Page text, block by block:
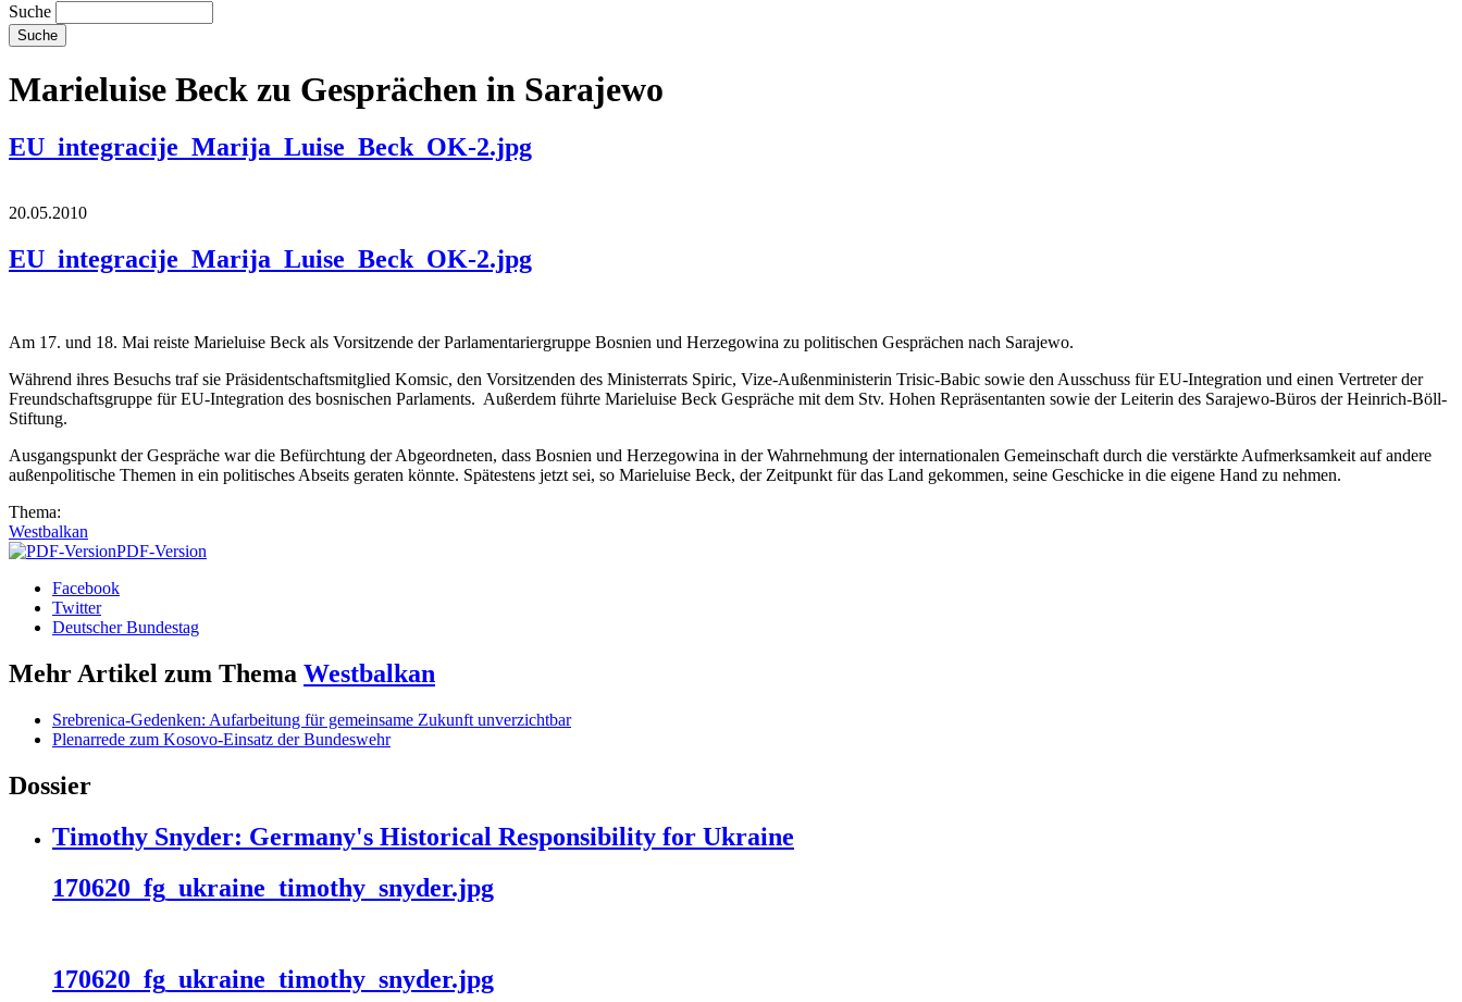
Suche
Marieluise Beck zu Gesprächen in Sarajewo
EU_integracije_Marija_Luise_Beck_OK-2.jpg
20.05.2010
EU_integracije_Marija_Luise_Beck_OK-2.jpg
Am 17. und 18. Mai reiste Marieluise Beck als Vorsitzende der Parlamentariergruppe Bosnien und Herzegowina zu politischen Gesprächen nach Sarajewo.
Während ihres Besuchs traf sie Präsidentschaftsmitglied Komsic, den Vorsitzenden des Ministerrats Spiric, Vize-Außenministerin Trisic-Babic sowie den Ausschuss für EU-Integration und einen Vertreter der
Freundschaftsgruppe für EU-Integration des bosnischen Parlaments. Außerdem führte Marieluise Beck Gespräche mit dem Stv. Hohen Repräsentanten sowie der Leiterin des Sarajewo-Büros der Heinrich-Böll-
Stiftung.
Ausgangspunkt der Gespräche war die Befürchtung der Abgeordneten, dass Bosnien und Herzegowina in der Wahrnehmung der internationalen Gemeinschaft durch die verstärkte Aufmerksamkeit auf andere
außenpolitische Themen in ein politisches Abseits geraten könnte. Spätestens jetzt sei, so Marieluise Beck, der Zeitpunkt für das Land gekommen, seine Geschicke in die eigene Hand zu nehmen.
Thema:
Westbalkan
PDF-Version
Facebook
Twitter
Deutscher Bundestag
Mehr Artikel zum Thema Westbalkan
Srebrenica-Gedenken: Aufarbeitung für gemeinsame Zukunft unverzichtbar
Plenarrede zum Kosovo-Einsatz der Bundeswehr
Dossier
Timothy Snyder: Germany's Historical Responsibility for Ukraine
170620_fg_ukraine_timothy_snyder.jpg
170620_fg_ukraine_timothy_snyder.jpg